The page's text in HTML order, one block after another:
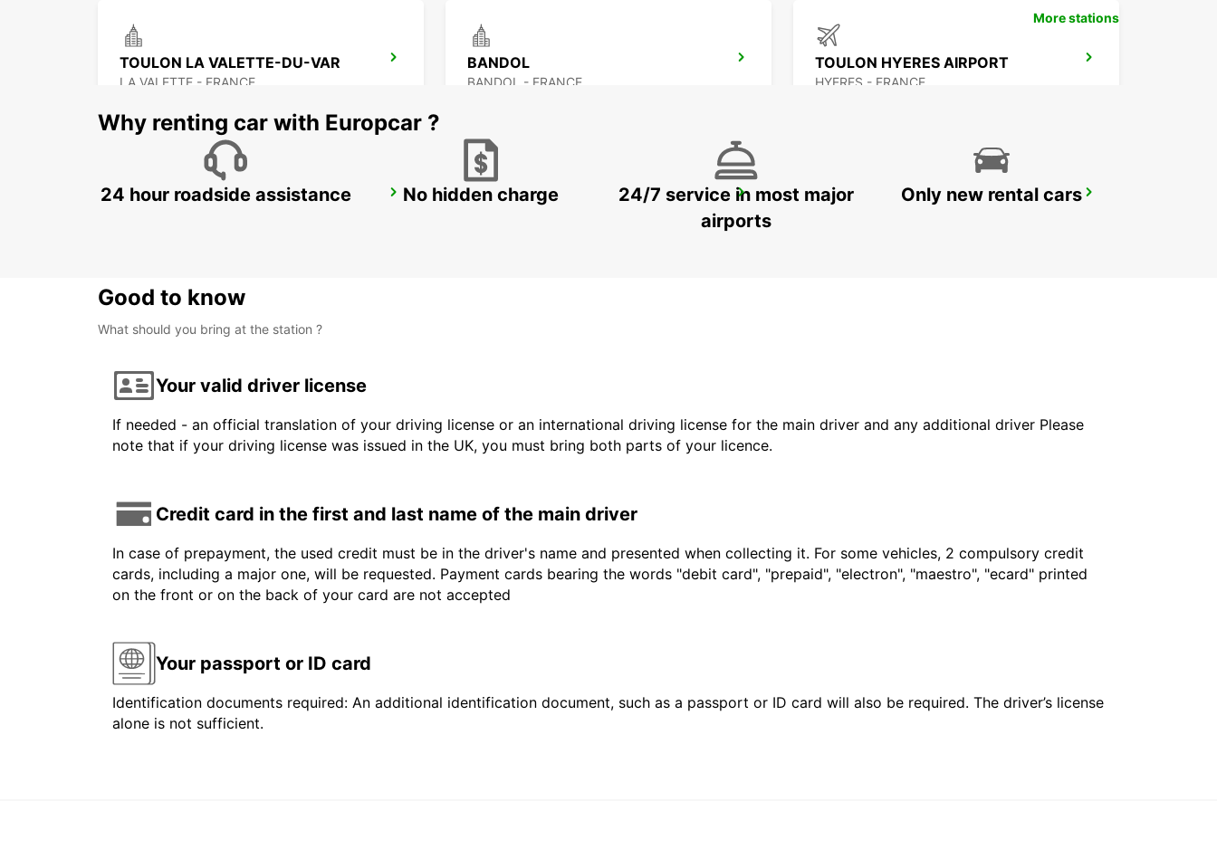
TOULON LA VALETTE-DU-VAR
LA VALETTE - FRANCE
BANDOL
BANDOL - FRANCE
TOULON HYERES AIRPORT
HYERES - FRANCE
LA CIOTAT AUBAGNE MARSEILLE PRADO
More stations
Why renting car with Europcar ?
24 hour roadside assistance No hidden charge
24/7 service in most major
airports
Only new rental cars
Good to know
What should you bring at the station ?
Your valid driver license
If needed - an official translation of your driving license or an international driving license for the main driver and any additional driver Please
note that if your driving license was issued in the UK, you must bring both parts of your licence.
Credit card in the first and last name of the main driver
In case of prepayment, the used credit must be in the driver's name and presented when collecting it. For some vehicles, 2 compulsory credit
cards, including a major one, will be requested. Payment cards bearing the words "debit card", "prepaid", "electron", "maestro", "ecard" printed
on the front or on the back of your card are not accepted
Your passport or ID card
Identification documents required: An additional identification document, such as a passport or ID card will also be required. The driver’s license
alone is not sufficient.